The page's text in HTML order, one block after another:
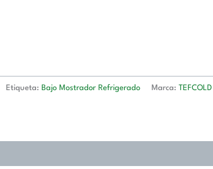
Etiqueta: Bajo Mostrador Refrigerado Marca: TEFCOLD